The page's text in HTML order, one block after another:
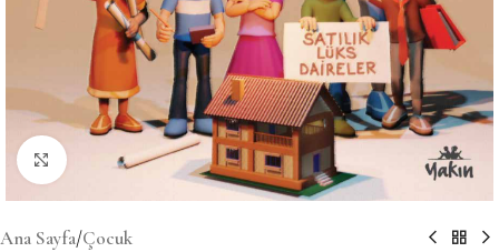
Büyütmek için tıklayın
Ana Sayfa/Çocuk